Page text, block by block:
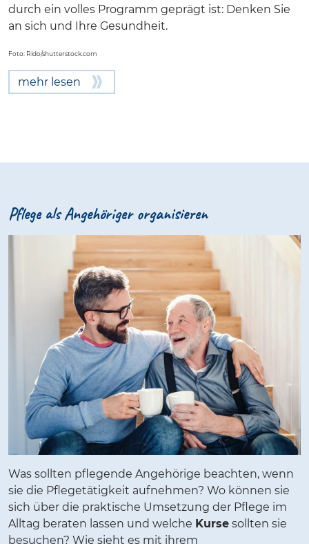
durch ein volles Programm geprägt ist: Denken Sie
an sich und Ihre Gesundheit.
Foto: Rido/shutterstock.com
mehr lesen
Pflege als Angehöriger organisieren
Was sollten pflegende Angehörige beachten, wenn
sie die Pflegetätigkeit aufnehmen? Wo können sie
sich über die praktische Umsetzung der Pflege im
Alltag beraten lassen und welche Kurse sollten sie
besuchen? Wie sieht es mit ihrem